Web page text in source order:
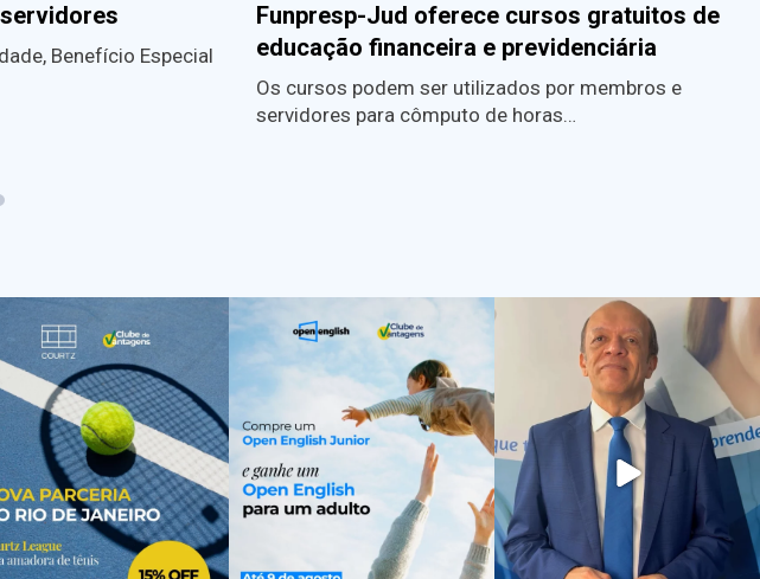
Benefício Especial
Funpresp-Jud oferece cursos gratuitos de
educação financeira e previdenciária
Os cursos podem ser utilizados por membros e
servidores para cômputo de horas…